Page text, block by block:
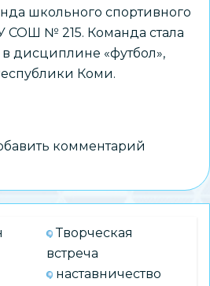
школьного спортивного
СОШ № 215. Команда стала
дисциплине «футбол»,
Коми.
комментарий
Творческая
встреча
наставничество